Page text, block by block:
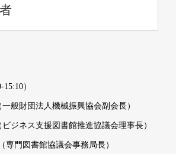
‐15:10）
般財団法人機械振興協会副会長）
ス支援図書館推進協議会理事長）
（専門図書館協議会事務局長）